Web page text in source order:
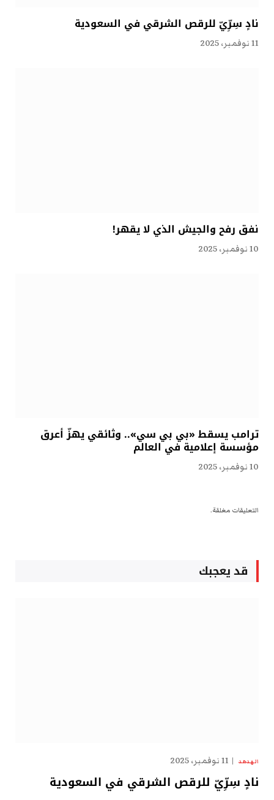
نادٍ سِرِّيّ للرقص الشرقي في السعودية
11 نوفمبر، 2025
نفق رفح والجيش الذي لا يقهر!
10 نوفمبر، 2025
ترامب يسقط «بي بي سي».. وثائقي يهزّ أعرق
مؤسسة إعلامية في العالم
10 نوفمبر، 2025
التعليقات مغلقة.
قد يعجبك
الهدهد 11 نوفمبر، 2025
نادٍ سِرِّيّ للرقص الشرقي في السعودية